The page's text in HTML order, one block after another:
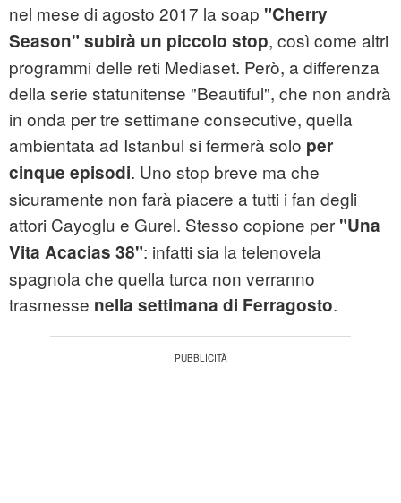
nel mese di agosto 2017 la soap "Cherry
Season" subirà un piccolo stop, così come altri
programmi delle reti Mediaset. Però, a differenza
della serie statunitense "Beautiful", che non andrà
in onda per tre settimane consecutive, quella
ambientata ad Istanbul si fermerà solo per
cinque episodi. Uno stop breve ma che
sicuramente non farà piacere a tutti i fan degli
attori Cayoglu e Gurel. Stesso copione per "Una
Vita Acacias 38": infatti sia la telenovela
spagnola che quella turca non verranno
trasmesse nella settimana di Ferragosto.